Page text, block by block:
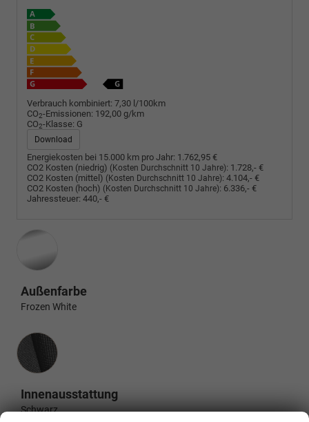
Verbrauch kombiniert: 7,30 l/100km
CO2-Emissionen: 192,00 g/km
CO2-Klasse: G
Download
Energiekosten bei 15.000 km pro Jahr: 1.762,95 €
CO2 Kosten (niedrig) (Kosten Durchschnitt 10 Jahre): 1.728,- €
CO2 Kosten (mittel) (Kosten Durchschnitt 10 Jahre): 4.104,- €
CO2 Kosten (hoch) (Kosten Durchschnitt 10 Jahre): 6.336,- €
Jahressteuer: 440,- €
Außenfarbe
Frozen White
Innenausstattung
Innenausstattung
Schwarz